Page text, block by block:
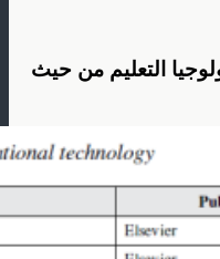
التعليم من حيث